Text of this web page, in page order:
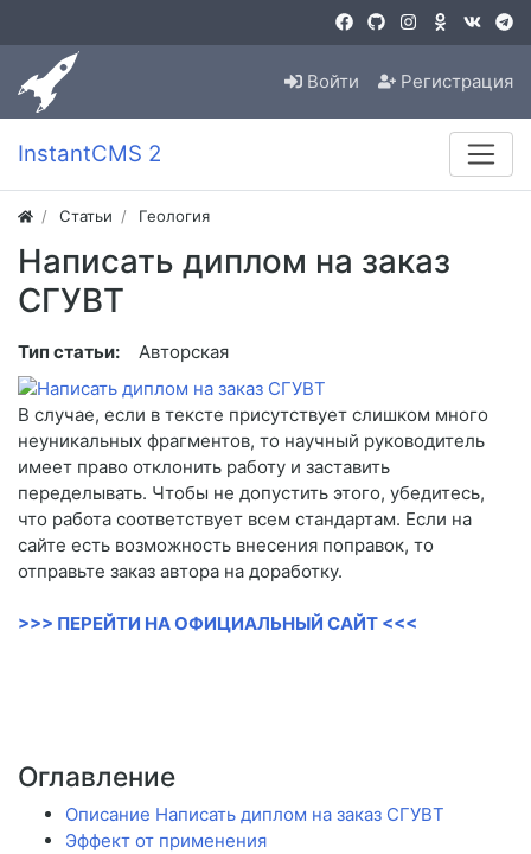
Войти Регистрация
InstantCMS 2
Статьи Геология
Написать диплом на заказ
СГУВТ
Тип статьи: Авторская
В случае, если в тексте присутствует слишком много
неуникальных фрагментов, то научный руководитель
имеет право отклонить работу и заставить
переделывать. Чтобы не допустить этого, убедитесь,
что работа соответствует всем стандартам. Если на
сайте есть возможность внесения поправок, то
отправьте заказ автора на доработку.
>>> ПЕРЕЙТИ НА ОФИЦИАЛЬНЫЙ САЙТ <<<
Оглавление
Описание Написать диплом на заказ СГУВТ
Эффект от применения